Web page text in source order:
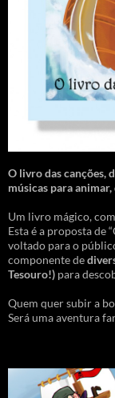
O livro das canções,
músicas para
Um livro mágico,
Esta é a proposta de
voltado para o
componente de
Tesouro!) para
Quem quer subir a
Será uma aventura